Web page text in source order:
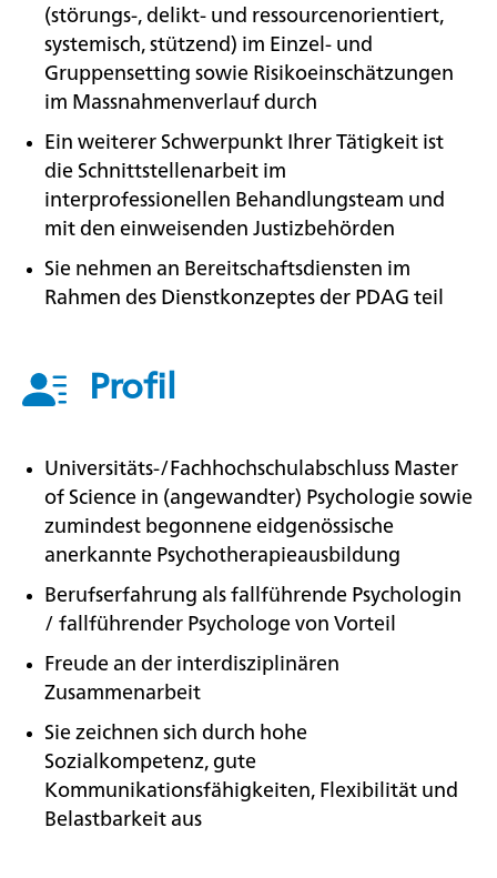
(störungs-, delikt- und ressourcenorientiert,
systemisch, stützend) im Einzel- und
Gruppensetting sowie Risikoeinschätzungen
im Massnahmenverlauf durch
Ein weiterer Schwerpunkt Ihrer Tätigkeit ist
die Schnittstellenarbeit im
interprofessionellen Behandlungsteam und
mit den einweisenden Justizbehörden
Sie nehmen an Bereitschaftsdiensten im
Rahmen des Dienstkonzeptes der PDAG teil
Profil
Universitäts-/Fachhochschulabschluss Master
of Science in (angewandter) Psychologie sowie
zumindest begonnene eidgenössische
anerkannte Psychotherapieausbildung
Berufserfahrung als fallführende Psychologin
/ fallführender Psychologe von Vorteil
Freude an der interdisziplinären
Zusammenarbeit
Sie zeichnen sich durch hohe
Sozialkompetenz, gute
Kommunikationsfähigkeiten, Flexibilität und
Belastbarkeit aus